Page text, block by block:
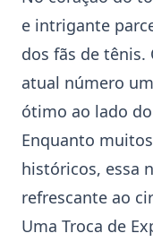
e intrigante
dos fãs de tênis.
atual número
ótimo ao lado
Enquanto
históricos, essa
refrescante ao
Uma Troca de